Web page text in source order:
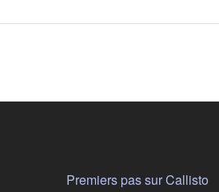
Premiers pas sur Callisto